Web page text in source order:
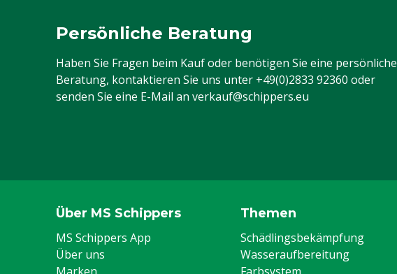
Persönliche Beratung
Haben Sie Fragen beim Kauf oder benötigen Sie eine persönliche
Beratung, kontaktieren Sie uns unter +49(0)2833 92360 oder
senden Sie eine E-Mail an verkauf@schippers.eu
Über MS Schippers
MS Schippers App
Über uns
Themen
Schädlingsbekämpfung
Wasseraufbereitung